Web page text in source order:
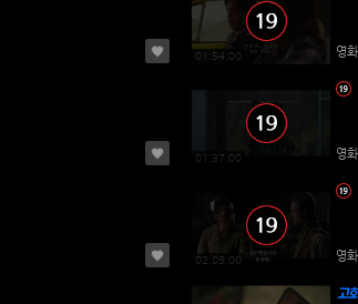
01:54:00 영
01:37:00 영
02:09:00 영